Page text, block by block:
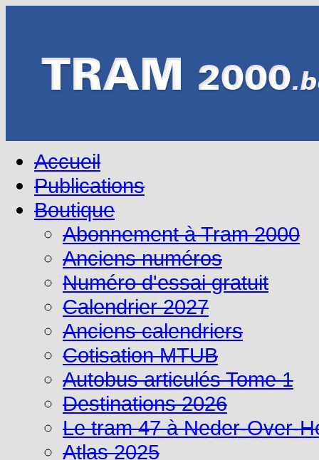
Accueil
Publications
Boutique
Abonnement à Tram 2000
Anciens numéros
Numéro d'essai gratuit
Calendrier 2027
Anciens calendriers
Cotisation MTUB
Autobus articulés Tome 1
Destinations 2026
Le tram 47 à Neder-Over-
Atlas 2025